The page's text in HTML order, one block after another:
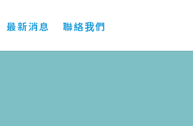
最新消息 聯絡我們